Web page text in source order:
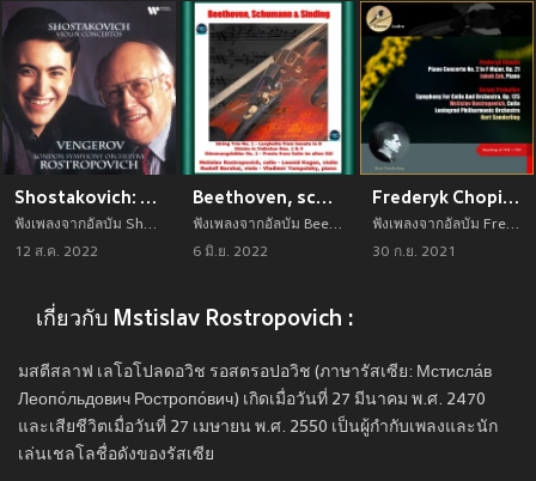
Shostakovich: Violin Concertos Nos. 1 & 2
ฟังเพลงจากอัลบัม Shostakovich: Violin Concertos Nos. 1 & 2 เพลงใหม่จาก อัพเดทเพลงใหม่ล่าสุดก่อนใคร ตลอดปี 2021
12 ส.ค. 2022
Beethoven, schumann & sinding: string trio no. 1 - larghetto from sonata in D - stücke in volkston nos. 1 & 4 - stimmungsbilder no. 2 - presto from suite im alten stil
ฟังเพลงจากอัลบัม Beethoven, schumann & sinding: string trio no. 1 - larghetto from sonata in D - stücke in volkston nos. 1 & 4 - stimmungsbilder no. 2 - presto from suite im alten stil เพลงใหม่จาก อัพเดทเพลงใหม่ล่าสุดก่อนใคร ตลอดปี 2021
6 มิ.ย. 2022
Frederyk Chopin: Piano Concerto No. 2 In F Major, Op. 21 - Sergej Prokofiev: Symphony for Cello and Orchestra, Op. 125 (Recordings of 1948 + 1954)
ฟังเพลงจากอัลบัม Frederyk Chopin: Piano Concerto No. 2 In F Major, Op. 21 - Sergej Prokofiev: Symphony for Cello and Orchestra, Op. 125 (Recordings of 1948 + 1954) เพลงใหม่จาก อัพเดทเพลงใหม่ล่าสุดก่อนใคร ตลอดปี 2021
30 ก.ย. 2021
เกี่ยวกับ Mstislav Rostropovich :
มสตีสลาฟ เลโอโปลดอวิช รอสตรอปอวิช (ภาษารัสเซีย: Мстисла́в
Леопо́льдович Ростропо́вич) เกิดเมื่อวันที่ 27 มีนาคม พ.ศ. 2470
และเสียชีวิตเมื่อวันที่ 27 เมษายน พ.ศ. 2550 เป็นผู้กำกับเพลงและนัก
เล่นเชลโลชื่อดังของรัสเซีย